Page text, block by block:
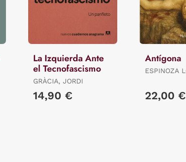
La Izquierda Ante
el Tecnofascismo
GRÀCIA, JORDI
14,90 €
Antígona
ESPINOZA
22,00 €